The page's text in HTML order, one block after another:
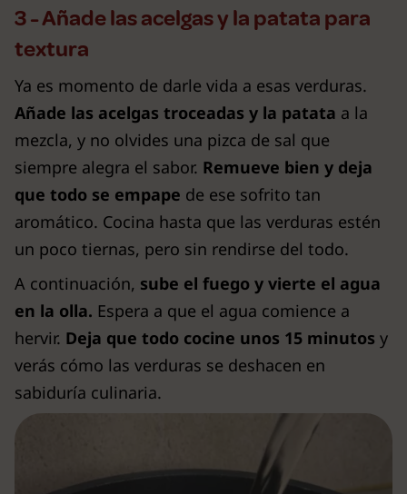
3 - Añade las acelgas y la patata para
textura
Ya es momento de darle vida a esas verduras.
Añade las acelgas troceadas y la patata a la
mezcla, y no olvides una pizca de sal que
siempre alegra el sabor. Remueve bien y deja
que todo se empape de ese sofrito tan
aromático. Cocina hasta que las verduras estén
un poco tiernas, pero sin rendirse del todo.
A continuación, sube el fuego y vierte el agua
en la olla. Espera a que el agua comience a
hervir. Deja que todo cocine unos 15 minutos y
verás cómo las verduras se deshacen en
sabiduría culinaria.